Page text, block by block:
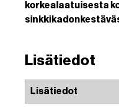
korkealaatuisesta
Lisätiedot
Lisätiedot